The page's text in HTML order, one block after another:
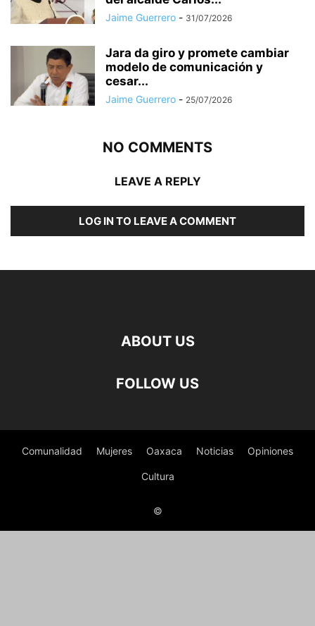
Jaime Guerrero - 31/07/2026
Jara da giro y promete cambiar
modelo de comunicación y
cesar...
Jaime Guerrero - 25/07/2026
NO COMMENTS
LEAVE A REPLY
LOG IN TO LEAVE A COMMENT
ABOUT US
FOLLOW US
Comunalidad Mujeres Oaxaca Noticias Opiniones
Cultura
©